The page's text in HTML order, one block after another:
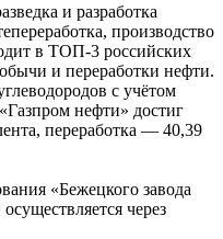
и разработка
производство
в ТОП-3 российских
и переработки нефти.
с учётом
нефти» достиг
переработка — 40,39
«Бежецкого завода
через